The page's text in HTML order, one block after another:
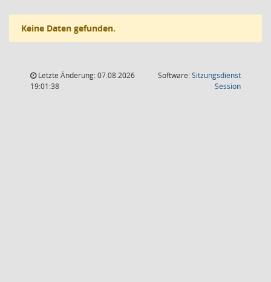
Keine Daten gefunden.
Letzte Änderung: 07.08.2026
19:01:38
Software:Sitzungsdienst
Session(Wird in